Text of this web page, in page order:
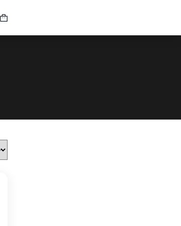
Кошик